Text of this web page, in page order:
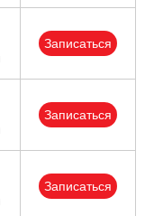
Записаться
Записаться
Записаться